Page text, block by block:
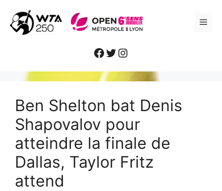
contenu
Facebook
Twitter
Instagram
Ben Shelton bat Denis
Shapovalov pour
atteindre la finale de
Dallas, Taylor Fritz
attend